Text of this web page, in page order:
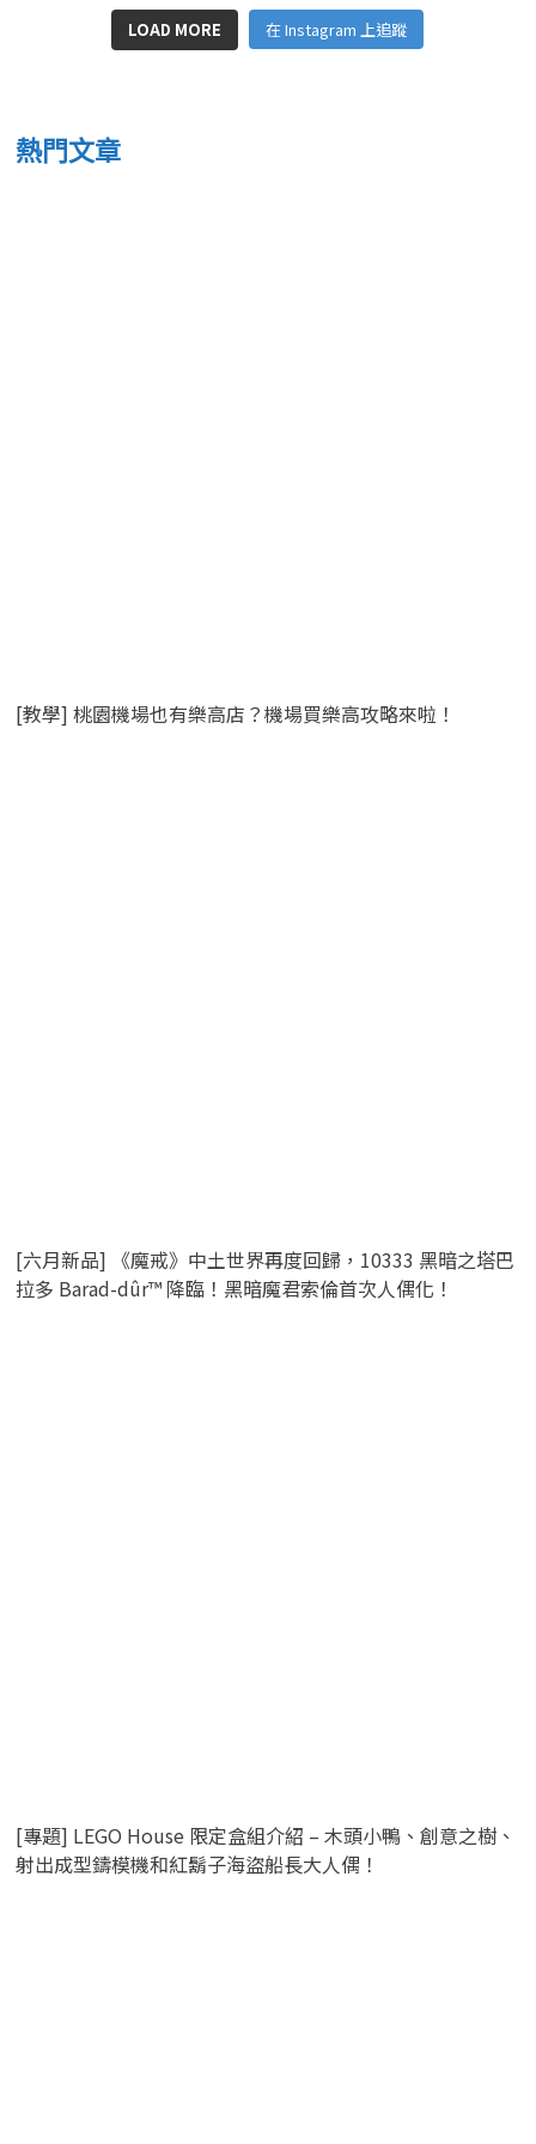
LOAD MORE 在 Instagram 上追蹤
熱門文章
[教學] 桃園機場也有樂高店？機場買樂高攻略來啦！
[六月新品] 《魔戒》中土世界再度回歸，10333 黑暗之塔巴
拉多 Barad-dûr™ 降臨！黑暗魔君索倫首次人偶化！
[專題] LEGO House 限定盒組介紹 – 木頭小鴨、創意之樹、
射出成型鑄模機和紅鬍子海盜船長大人偶！